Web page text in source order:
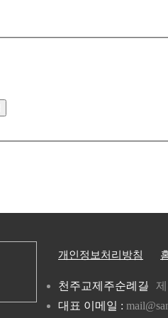
개인정보처리방침
천주교제주순례길
대표 이메일 :